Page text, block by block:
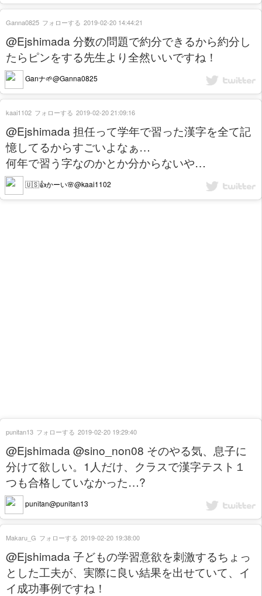
@Ejshimada 分数の問題で約分できるから約分し
たらピンをする先生より全然いいですね！
Ganナ🌱@Ganna0825
Ganna0825 フォローする 2019-02-20 14:44:21
@Ejshimada 担任って学年で習った漢字を全て記
憶してるからすごいよなぁ…
何年で習う字なのかとか分からないや…
🇺🇸👍かーい🌸@kaai1102
kaai1102 フォローする 2019-02-20 21:09:16
@Ejshimada @sino_non08 そのやる気、息子に
分けて欲しい。1人だけ、クラスで漢字テスト１
つも合格していなかった…?
punitan@punitan13
punitan13 フォローする 2019-02-20 19:29:40
@Ejshimada 子どもの学習意欲を刺激するちょっ
とした工夫が、実際に良い結果を出せていて、イ
イ成功事例ですね！
Makaru_G フォローする 2019-02-20 19:38:00